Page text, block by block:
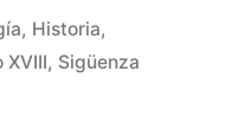
, Historia,
XVIII, Sigüenza